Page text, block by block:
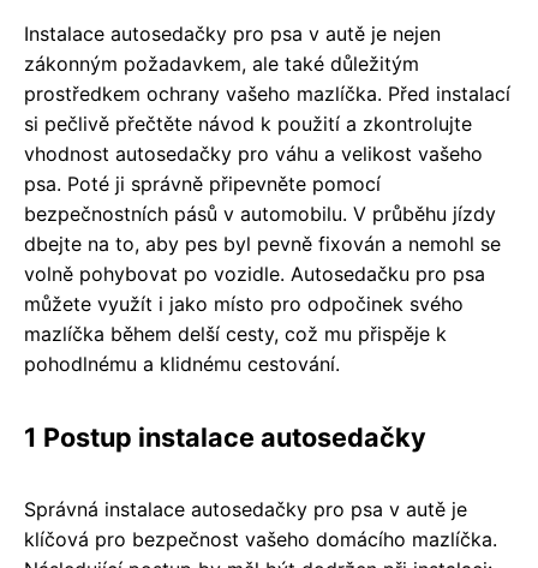
Instalace autosedačky pro psa v autě je nejen
zákonným požadavkem, ale také důležitým
prostředkem ochrany vašeho mazlíčka. Před instalací
si pečlivě přečtěte návod k použití a zkontrolujte
vhodnost autosedačky pro váhu a velikost vašeho
psa. Poté ji správně připevněte pomocí
bezpečnostních pásů v automobilu. V průběhu jízdy
dbejte na to, aby pes byl pevně fixován a nemohl se
volně pohybovat po vozidle. Autosedačku pro psa
můžete využít i jako místo pro odpočinek svého
mazlíčka během delší cesty, což mu přispěje k
pohodlnému a klidnému cestování.
1 Postup instalace autosedačky
Správná instalace autosedačky pro psa v autě je
klíčová pro bezpečnost vašeho domácího mazlíčka.